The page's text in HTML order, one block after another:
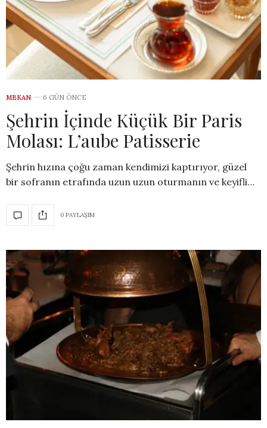
MEKAN 6 GÜN ÖNCE
Şehrin İçinde Küçük Bir Paris
Molası: L’aube Patisserie
Şehrin hızına çoğu zaman kendimizi kaptırıyor, güzel
bir sofranın etrafında uzun uzun oturmanın ve keyifli…
0 PAYLAŞIM